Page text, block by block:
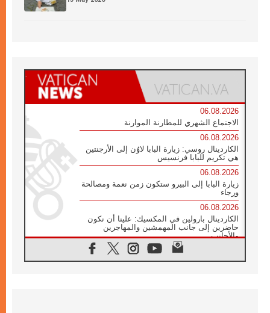
06.08.2026
الاجتماع الشهري للمطارنة الموارنة
06.08.2026
الكاردينال روسي: زيارة البابا لاوُن إلى الأرجنتين
هي تكريم للبابا فرنسيس
06.08.2026
زيارة البابا إلى البيرو ستكون زمن نعمة ومصالحة
ورجاء
06.08.2026
الكاردينال بارولين في المكسيك: علينا أن نكون
حاضرين إلى جانب المهمشين والمهاجرين
والأجانب
البابا لاوُن الرابع عشر للشباب في أسيزي: